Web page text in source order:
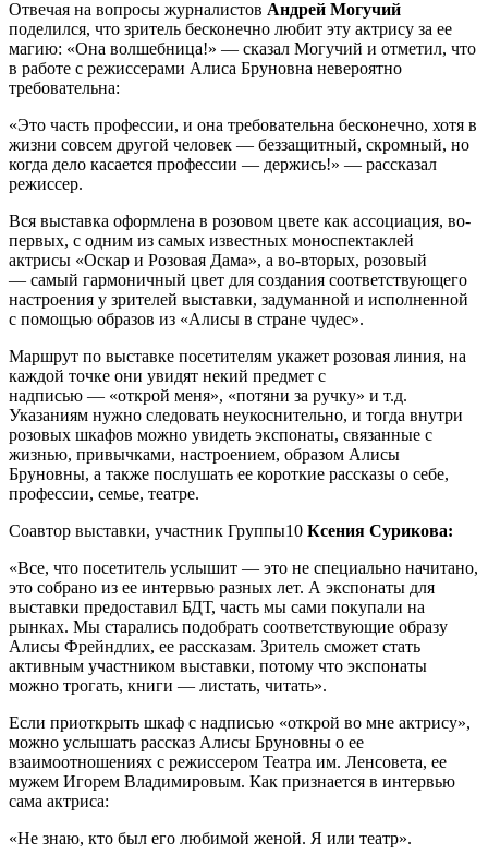
Отвечая на вопросы журналистов Андрей Могучий
поделился, что зритель бесконечно любит эту актрису за ее
магию: «Она волшебница!» — сказал Могучий и отметил, что
в работе с режиссерами Алиса Бруновна невероятно
требовательна:
«Это часть профессии, и она требовательна бесконечно, хотя в
жизни совсем другой человек — беззащитный, скромный, но
когда дело касается профессии — держись!» — рассказал
режиссер.
Вся выставка оформлена в розовом цвете как ассоциация, во-
первых, с одним из самых известных моноспектаклей
актрисы «Оскар и Розовая Дама», а во-вторых, розовый
— самый гармоничный цвет для создания соответствующего
настроения у зрителей выставки, задуманной и исполненной
с помощью образов из «Алисы в стране чудес».
Маршрут по выставке посетителям укажет розовая линия, на
каждой точке они увидят некий предмет с
надписью — «открой меня», «потяни за ручку» и т.д.
Указаниям нужно следовать неукоснительно, и тогда внутри
розовых шкафов можно увидеть экспонаты, связанные с
жизнью, привычками, настроением, образом Алисы
Бруновны, а также послушать ее короткие рассказы о себе,
профессии, семье, театре.
Соавтор выставки, участник Группы10 Ксения Сурикова:
«Все, что посетитель услышит — это не специально начитано,
это собрано из ее интервью разных лет. А экспонаты для
выставки предоставил БДТ, часть мы сами покупали на
рынках. Мы старались подобрать соответствующие образу
Алисы Фрейндлих, ее рассказам. Зритель сможет стать
активным участником выставки, потому что экспонаты
можно трогать, книги — листать, читать».
Если приоткрыть шкаф с надписью «открой во мне актрису»,
можно услышать рассказ Алисы Бруновны о ее
взаимоотношениях с режиссером Театра им. Ленсовета, ее
мужем Игорем Владимировым. Как признается в интервью
сама актриса:
«Не знаю, кто был его любимой женой. Я или театр».